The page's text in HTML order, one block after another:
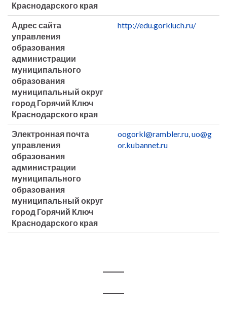
Краснодарского края
Адрес сайта
управления
образования
администрации
муниципального
образования
муниципальный округ
город Горячий Ключ
Краснодарского края
http://edu.gorkluch.ru/
Электронная почта
управления
образования
администрации
муниципального
образования
муниципальный округ
город Горячий Ключ
Краснодарского края
oogorkl@rambler.ru,uo@g
or.kubannet.ru